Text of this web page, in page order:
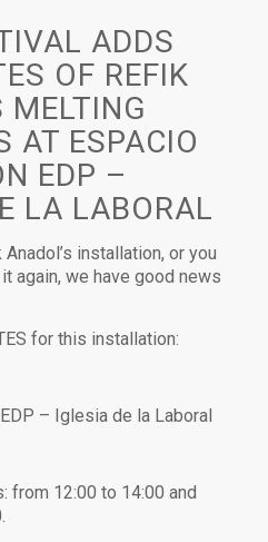
ADDS
OF REFIK
MELTING
AT ESPACIO
EDP –
LA LABORAL
installation, or you
again, we have good news
for this installation:
– Iglesia de la Laboral
from 12:00 to 14:00 and